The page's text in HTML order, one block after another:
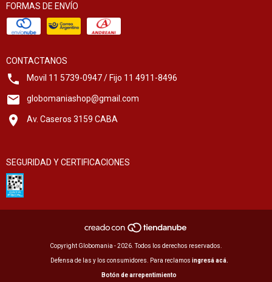
FORMAS DE ENVÍO
CONTACTANOS
Movil 11 5739-0947 / Fijo 11 4911-8496
globomaniashop@gmail.com
Av. Caseros 3159 CABA
SEGURIDAD Y CERTIFICACIONES
Copyright Globomania - 2026. Todos los derechos reservados.
Defensa de las y los consumidores. Para reclamos ingresá acá.
Botón de arrepentimiento